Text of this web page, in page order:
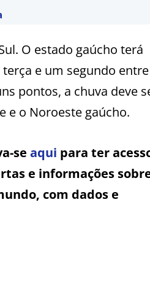
O estado gaúcho terá
e um segundo
pontos, a chuva deve
e o Noroeste gaúcho.
se aqui para ter
e informações
com dados e